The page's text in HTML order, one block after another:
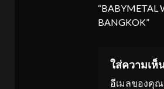
“BABYMETAL
BANGKOK”
ใส่ความเห็
อีเมลของคุ